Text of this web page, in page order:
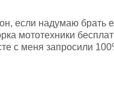
если надумаю брать
мототехники
с меня запросили
на связи, очень